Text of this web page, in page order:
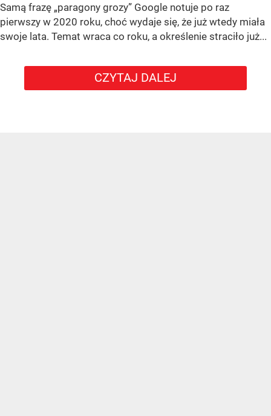
Samą frazę „paragony grozy” Google notuje po raz
pierwszy w 2020 roku, choć wydaje się, że już wtedy miała
swoje lata. Temat wraca co roku, a określenie straciło już...
CZYTAJ DALEJ